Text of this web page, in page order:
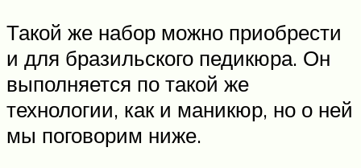
Такой же набор можно приобрести
и для бразильского педикюра. Он
выполняется по такой же
технологии, как и маникюр, но о ней
мы поговорим ниже.